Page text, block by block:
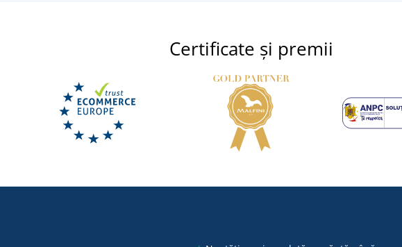
Certificate și premii